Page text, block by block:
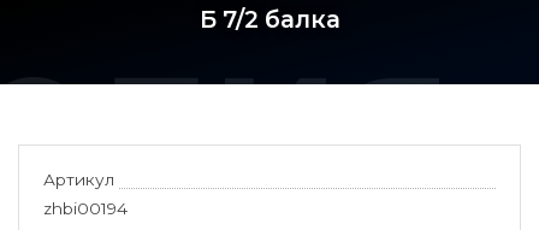
Б 7/2 балка
Артикул
zhbi00194